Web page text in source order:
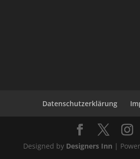
Datenschutzerklärung
Designed by Designers Inn |